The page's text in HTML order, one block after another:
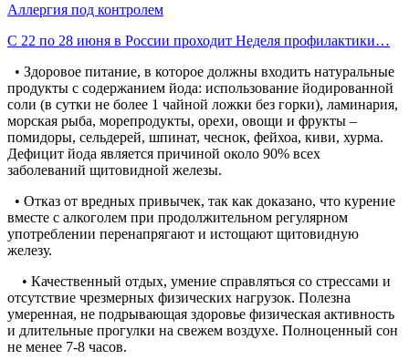
Аллергия под контролем
С 22 по 28 июня в России проходит Неделя профилактики…
• Здоровое питание, в которое должны входить натуральные
продукты с содержанием йода: использование йодированной
соли (в сутки не более 1 чайной ложки без горки), ламинария,
морская рыба, морепродукты, орехи, овощи и фрукты –
помидоры, сельдерей, шпинат, чеснок, фейхоа, киви, хурма.
Дефицит йода является причиной около 90% всех
заболеваний щитовидной железы.
• Отказ от вредных привычек, так как доказано, что курение
вместе с алкоголем при продолжительном регулярном
употреблении перенапрягают и истощают щитовидную
железу.
• Качественный отдых, умение справляться со стрессами и
отсутствие чрезмерных физических нагрузок. Полезна
умеренная, не подрывающая здоровье физическая активность
и длительные прогулки на свежем воздухе. Полноценный сон
не менее 7-8 часов.